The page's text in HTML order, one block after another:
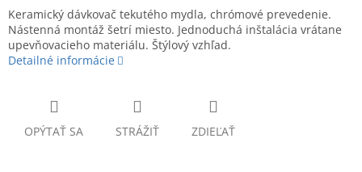
Keramický dávkovač tekutého mydla, chrómové prevedenie.
Nástenná montáž šetrí miesto. Jednoduchá inštalácia vrátane
upevňovacieho materiálu. Štýlový vzhľad.
Detailné informácie
OPÝTAŤ SA STRÁŽIŤ ZDIEĽAŤ